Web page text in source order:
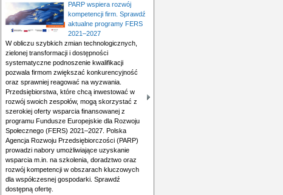
PARP wspiera rozwój
kompetencji firm. Sprawdź
aktualne programy FERS
2021–2027
W obliczu szybkich zmian technologicznych,
zielonej transformacji i dostępności
systematyczne podnoszenie kwalifikacji
pozwala firmom zwiększać konkurencyjność
oraz sprawniej reagować na wyzwania.
Przedsiębiorstwa, które chcą inwestować w
rozwój swoich zespołów, mogą skorzystać z
szerokiej oferty wsparcia finansowanej z
programu Fundusze Europejskie dla Rozwoju
Społecznego (FERS) 2021–2027. Polska
Agencja Rozwoju Przedsiębiorczości (PARP)
prowadzi nabory umożliwiające uzyskanie
wsparcia m.in. na szkolenia, doradztwo oraz
rozwój kompetencji w obszarach kluczowych
dla współczesnej gospodarki. Sprawdź
dostępną ofertę.